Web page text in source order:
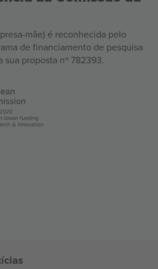
mãe) é reconhecida pelo
de financiamento de pesquisa
sua proposta nº 782393.